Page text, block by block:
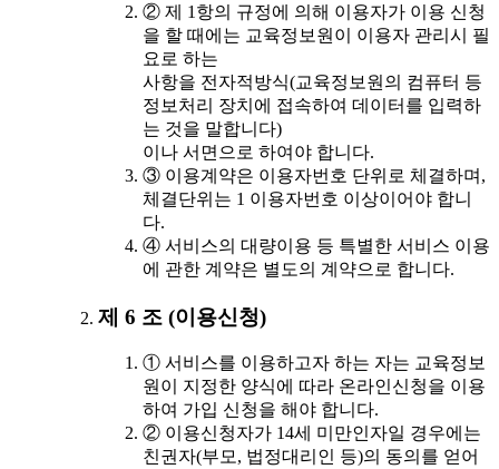
② 제 1항의 규정에 의해 이용자가 이용 신청
을 할 때에는 교육정보원이 이용자 관리시 필
요로 하는
사항을 전자적방식(교육정보원의 컴퓨터 등
정보처리 장치에 접속하여 데이터를 입력하
는 것을 말합니다)
이나 서면으로 하여야 합니다.
③ 이용계약은 이용자번호 단위로 체결하며,
체결단위는 1 이용자번호 이상이어야 합니
다.
④ 서비스의 대량이용 등 특별한 서비스 이용
에 관한 계약은 별도의 계약으로 합니다.
제 6 조 (이용신청)
① 서비스를 이용하고자 하는 자는 교육정보
원이 지정한 양식에 따라 온라인신청을 이용
하여 가입 신청을 해야 합니다.
② 이용신청자가 14세 미만인자일 경우에는
친권자(부모, 법정대리인 등)의 동의를 얻어